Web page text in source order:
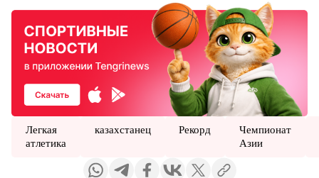
Легкая
атлетика
казахстанец Рекорд
Чемпионат
Азии